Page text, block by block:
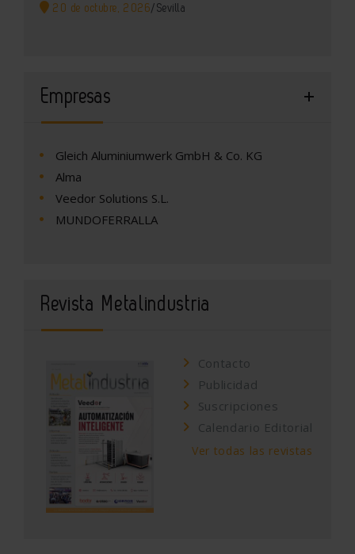
20 de octubre, 2026/ Sevilla
Empresas
Gleich Aluminiumwerk GmbH & Co. KG
Alma
Veedor Solutions S.L.
MUNDOFERRALLA
Revista Metalindustria
Contacto
Publicidad
Suscripciones
Calendario Editorial
Ver todas las revistas